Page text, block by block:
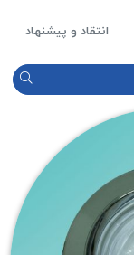
انتقاد و پیشنهاد